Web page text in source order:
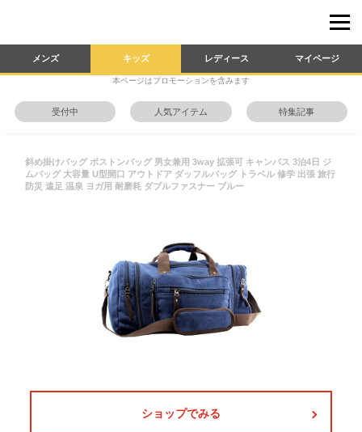
メンズ キッズ レディース マイページ
本ページはプロモーションを含みます
受付中 人気アイテム 特集記事
斜め掛けバッグ ボストンバッグ 男女兼用 3way 拡張可 キャンバス 3泊4日 ジ
ムバッグ 大容量 U型開口 アウトドア ダッフルバッグ トラベル 修学 出張 旅行
防災 遠足 温泉 ヨガ用 耐磨耗 ダブルファスナー ブルー
ショップでみる